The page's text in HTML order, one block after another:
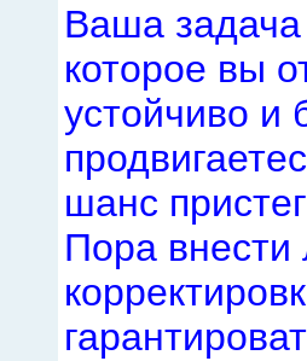
Ваша задача
которое вы
устойчиво и
шанс
Пора